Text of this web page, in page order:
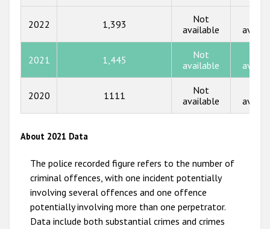
2012
2022 1,393
Not
available
2021 1,445
Not
available
2020 1111
Not
available
About 2021 Data
The police recorded figure refers to the number of
criminal offences, with one incident potentially
involving several offences and one offence
potentially involving more than one perpetrator.
Data include both substantial crimes and crimes